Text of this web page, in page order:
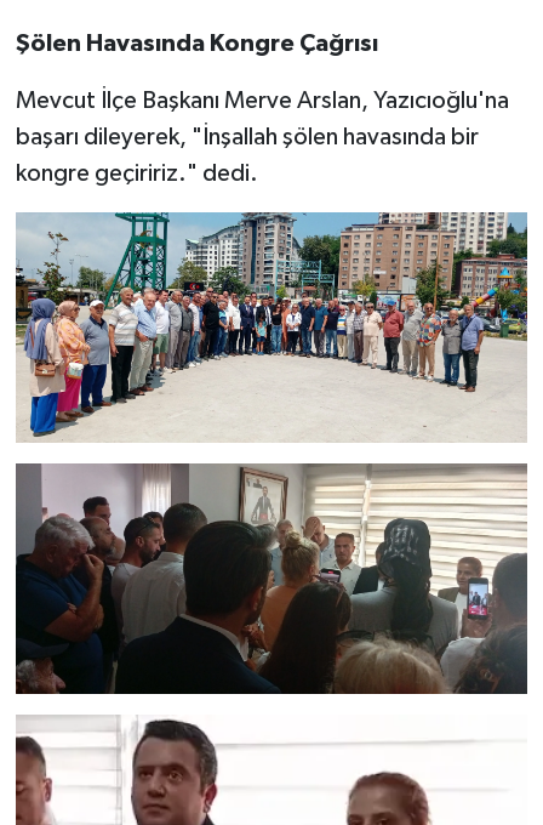
Şölen Havasında Kongre Çağrısı
Mevcut İlçe Başkanı Merve Arslan, Yazıcıoğlu'na
başarı dileyerek, "İnşallah şölen havasında bir
kongre geçiririz." dedi.